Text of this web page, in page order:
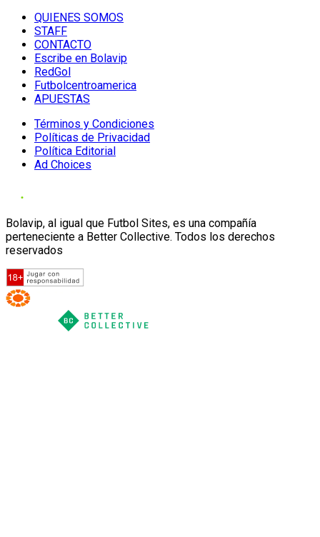
QUIENES SOMOS
STAFF
CONTACTO
Escribe en Bolavip
RedGol
Futbolcentroamerica
APUESTAS
Términos y Condiciones
Políticas de Privacidad
Política Editorial
Ad Choices
Bolavip, al igual que Futbol Sites, es una compañía
perteneciente a Better Collective. Todos los derechos
reservados